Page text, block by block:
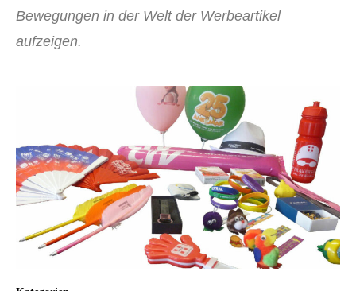
Bewegungen in der Welt der Werbeartikel
aufzeigen.